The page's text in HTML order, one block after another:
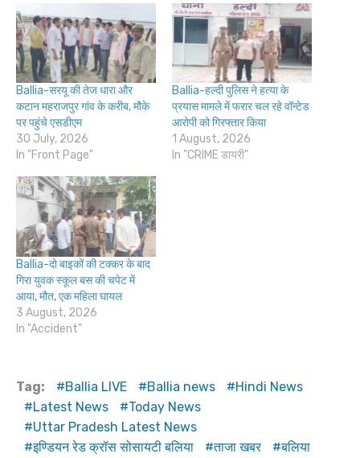
Ballia-सरयू की तेज धारा और
कटान महराजपुर गांव के करीब, मौके
पर पहुंचे एसडीएम
30 July, 2026
In "Front Page"
Ballia-हल्दी पुलिस ने हत्या के
प्रयास मामले में फरार चल रहे वॉन्टेड
आरोपी को गिरफ्तार किया
1 August, 2026
In "CRIME डायरी"
Ballia-दो बाइकों की टक्कर के बाद
गिरा युवक स्कूल बस की चपेट में
आया, मौत, एक महिला घायल
3 August, 2026
In "Accident"
Tag: Ballia LIVE Ballia news
Hindi News
Latest News
Today News
Uttar Pradesh Latest News
इण्डियन रेड क्रॉस सोसायटी बलिया
ताजा खबर
बलिया